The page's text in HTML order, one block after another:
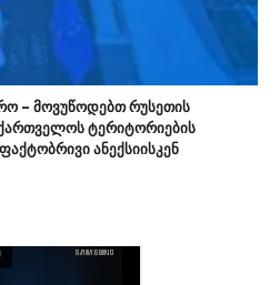
– მოვუწოდებთ რუსეთის
ტერიტორიების
ანექსიისკენ